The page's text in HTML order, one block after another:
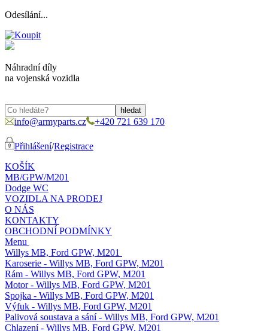
Odesílání...
Náhradní díly
na vojenská vozidla
info@armyparts.cz +420 721 639 170
Přihlášení/Registrace
KOŠÍK
MB/GPW/M201
Dodge WC
VOZIDLA NA PRODEJ
O NÁS
KONTAKTY
OBCHODNÍ PODMÍNKY
Menu
Willys MB, Ford GPW, M201
Karoserie - Willys MB, Ford GPW, M201
Rám - Willys MB, Ford GPW, M201
Motor - Willys MB, Ford GPW, M201
Spojka - Willys MB, Ford GPW, M201
Výfuk - Willys MB, Ford GPW, M201
Palivová soustava a sání - Willys MB, Ford GPW, M201
Chlazení - Willys MB, Ford GPW, M201